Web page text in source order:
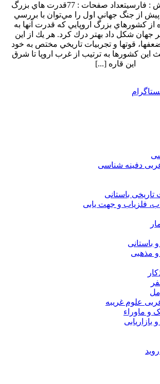
نوع : وردنوع نگارش : فارسیتعداد صفحات : 77قدرت ‌هاي بزرگ
پيش از جنگ جهاني اول را مي‌توان با بررسي
از كشورهاي بزرگ اروپايي كه قدرت آنها به
جهان شكل داد بهتر درك كرد. هر يك از اين
قوتها و تجربيات تاريخي مختص به خود
اين كشورها به ترتيب از غرب اروپا تا شرق
اين قاره [...]
دفینه شناسی
تاریخی باستانی
فلزیاب و جهت یابی
باستانی
مذهبی
علوم غریبه
و ماوراء